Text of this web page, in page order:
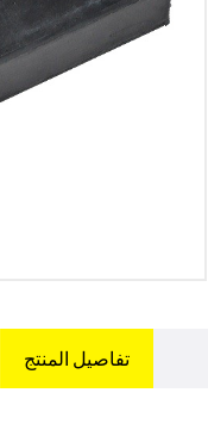
تفاصيل المنتج